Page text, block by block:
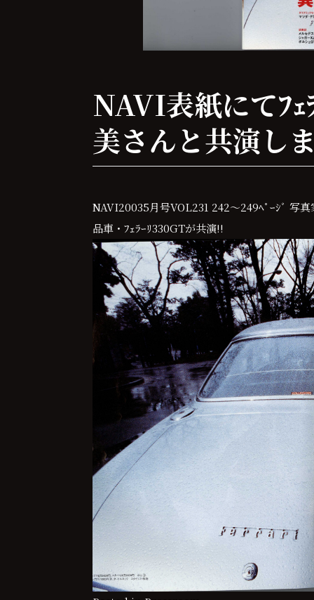
NAVI表紙にてﾌ
美さんと共演し
NAVI20035月号VOL231 242～249ﾍﾟｰｼﾞ 写
品車・ﾌｪﾗｰﾘ330GTが共演!!